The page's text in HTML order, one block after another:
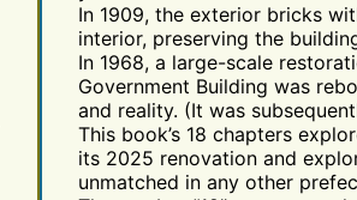
In 1909, the exterior bricks
interior, preserving the
In 1968, a large-scale
Government Building was
and reality. (It was
This book’s 18 chapters
its 2025 renovation and
unmatched in any other